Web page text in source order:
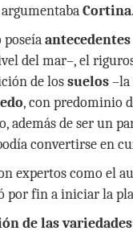
argumentabaCortina.
del mar–, el
de lossuelos–la
, con predominio
además de ser un
convertirse en
expertos como el
por fin a iniciar la
de las variedades